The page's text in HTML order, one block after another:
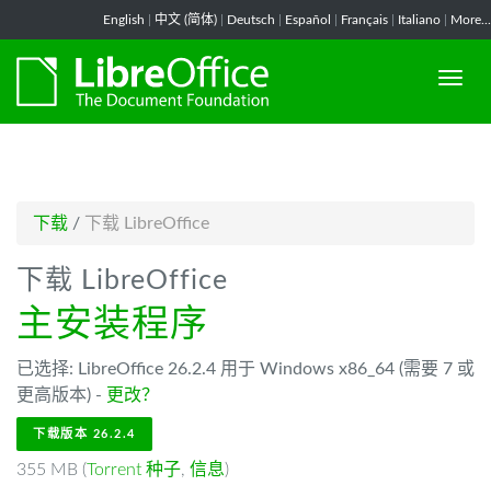
English 中文 (简体) Deutsch Español Français Italiano More...
下载 / 下载 LibreOffice
下载 LibreOffice
主安装程序
已选择: LibreOffice 26.2.4 用于 Windows x86_64 (需要 7 或
更高版本) - 更改？
下载版本 26.2.4
355 MB (Torrent 种子, 信息)